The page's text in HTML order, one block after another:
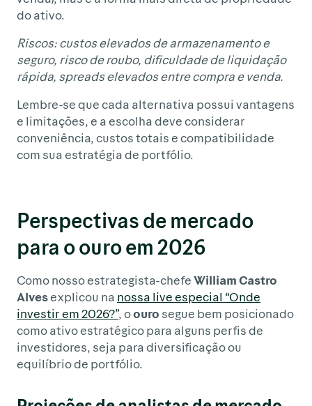
do ativo.
Riscos: custos elevados de armazenamento e
seguro, risco de roubo, dificuldade de liquidação
rápida, spreads elevados entre compra e venda.
Lembre-se que cada alternativa possui vantagens
e limitações, e a escolha deve considerar
conveniência, custos totais e compatibilidade
com sua estratégia de portfólio.
Perspectivas de mercado
para o ouro em 2026
Como nosso estrategista-chefeWilliam Castro
Alvesexplicou na nossa live especial “Onde
investir em 2026?”, oouro segue bem posicionado
como ativo estratégico para alguns perfis de
investidores, seja para diversificação ou
equilíbrio de portfólio.